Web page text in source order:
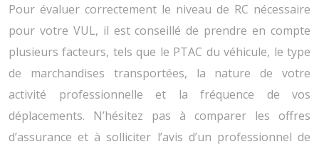
Pour évaluer correctement le niveau de RC nécessaire
pour votre VUL, il est conseillé de prendre en compte
plusieurs facteurs, tels que le PTAC du véhicule, le type
de marchandises transportées, la nature de votre
activité professionnelle et la fréquence de vos
déplacements. N’hésitez pas à comparer les offres
d’assurance et à solliciter l’avis d’un professionnel de